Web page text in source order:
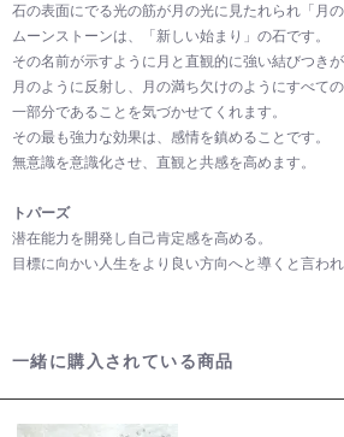
石の表面にでる光の筋が月の光に見たれられ「月
ムーンストーンは、「新しい始まり」の石です。
その名前が示すように月と直観的に強い結びつきが
月のように反射し、月の満ち欠けのようにすべて
一部分であることを気づかせてくれます。
その最も強力な効果は、感情を鎮めることです。
無意識を意識化させ、直観と共感を高めます。
トパーズ
潜在能力を開発し自己肯定感を高める。
目標に向かい人生をより良い方向へと導くと言われ
一緒に購入されている商品